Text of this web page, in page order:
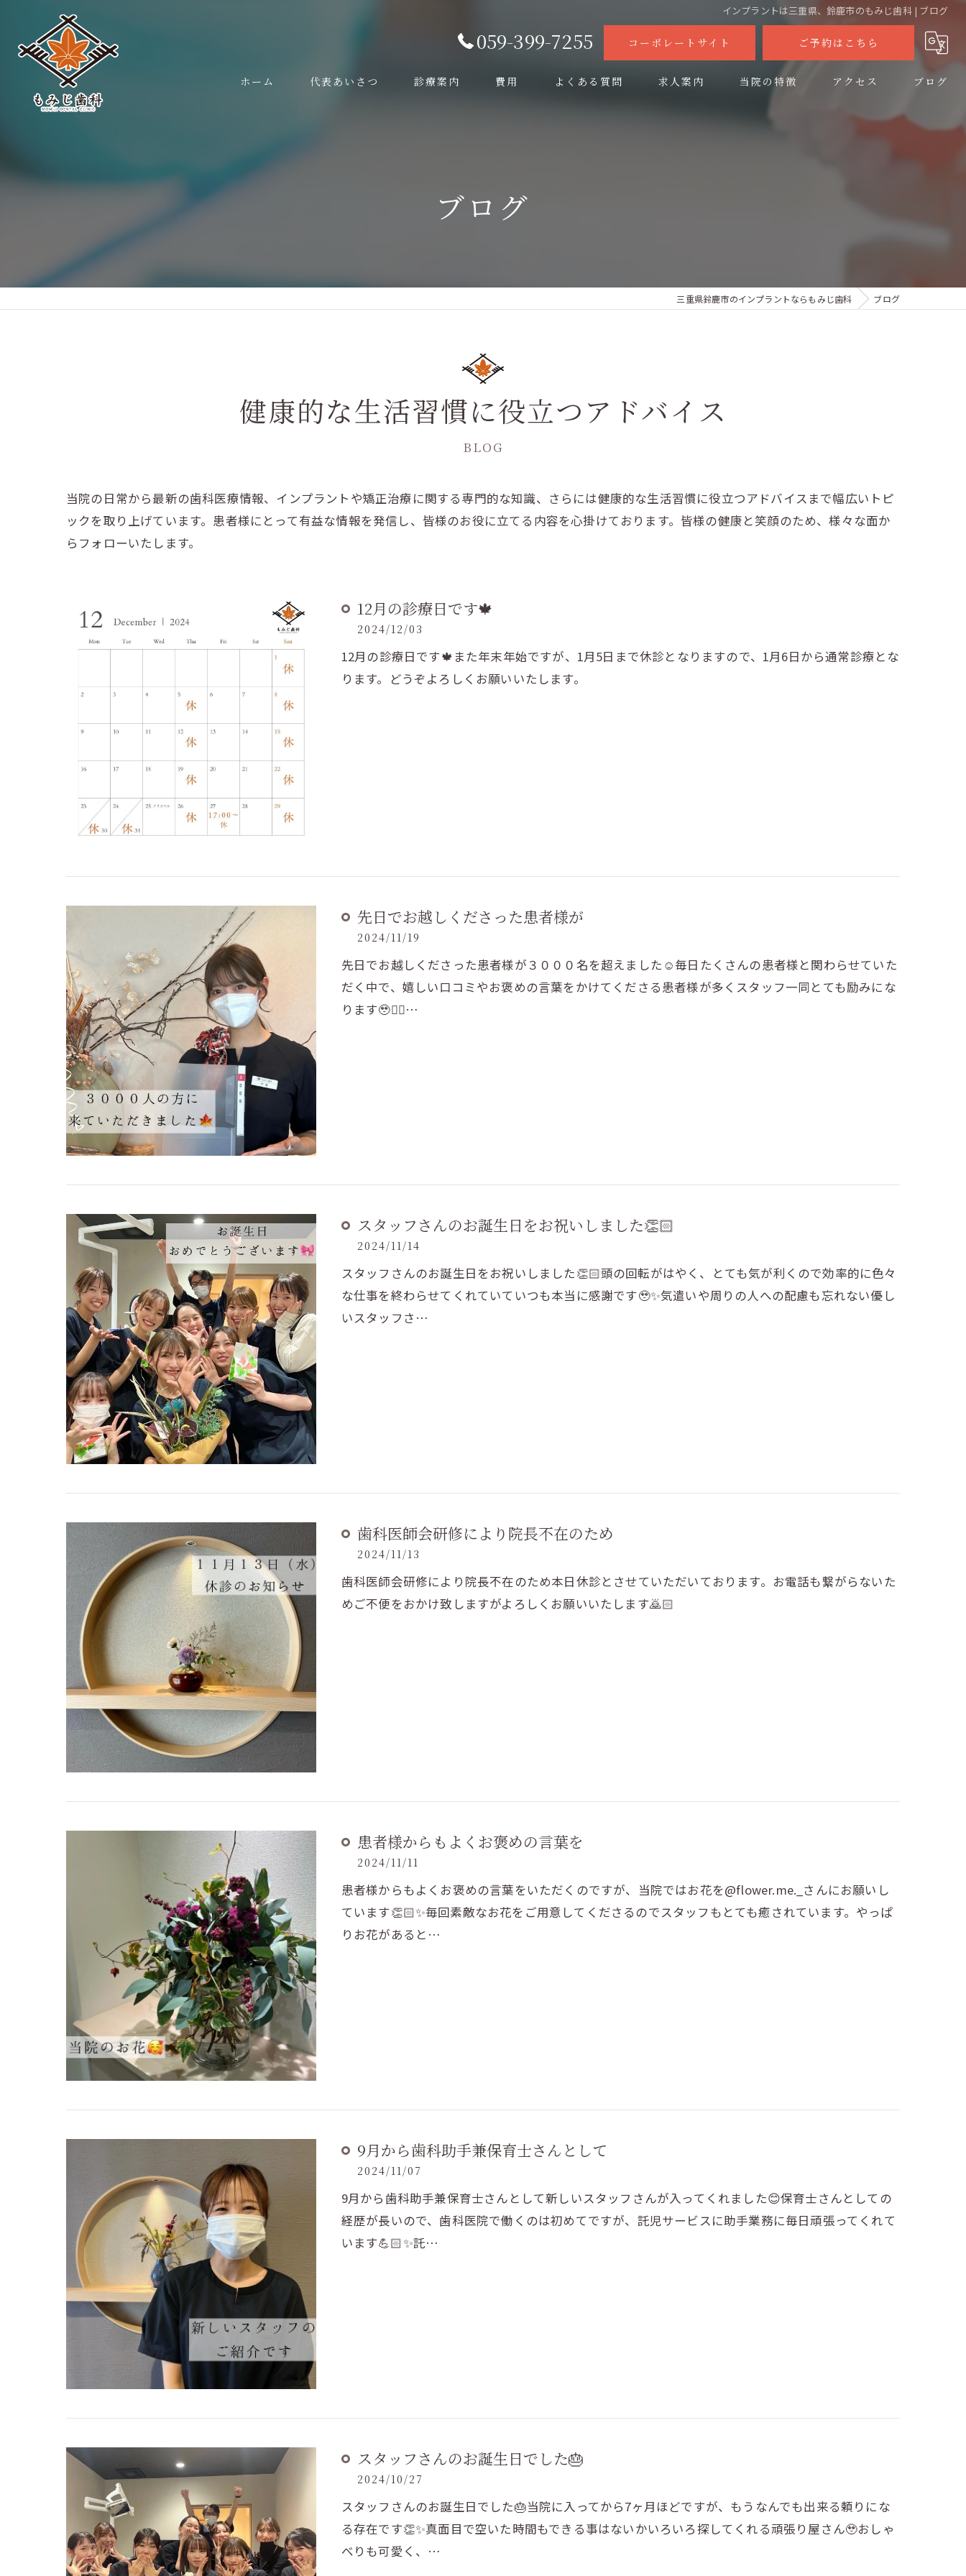
インプラントは三重県、鈴鹿市のもみじ歯科 | ブログ
059-399-7255 コーポレートサイト ご予約はこちら
ホーム 代表あいさつ 診療案内 費用 よくある質問 求人案内 当院の特徴 アクセス ブログ
コラム
ブログ
三重県鈴鹿市のインプラントならもみじ歯科 ブログ
健康的な生活習慣に役立つアドバイス
BLOG
当院の日常から最新の歯科医療情報、インプラントや矯正治療に関する専門的な知識、さらには健康的な生活習慣に役立つアドバイスまで幅広いトピ
ックを取り上げています。患者様にとって有益な情報を発信し、皆様のお役に立てる内容を心掛けております。皆様の健康と笑顔のため、様々な面か
らフォローいたします。
12月の診療日です🍁
2024/12/03
12月の診療日です🍁また年末年始ですが、1月5日まで休診となりますので、1月6日から通常診療とな
ります。どうぞよろしくお願いいたします。
先日でお越しくださった患者様が
2024/11/19
先日でお越しくださった患者様が３０００名を超えました☺️毎日たくさんの患者様と関わらせていた
だく中で、嬉しい口コミやお褒めの言葉をかけてくださる患者様が多くスタッフ一同とても励みにな
ります🥹✊🏻…
スタッフさんのお誕生日をお祝いしました👏🏻
2024/11/14
スタッフさんのお誕生日をお祝いしました👏🏻頭の回転がはやく、とても気が利くので効率的に色々
な仕事を終わらせてくれていていつも本当に感謝です🥹✨気遣いや周りの人への配慮も忘れない優し
いスタッフさ…
歯科医師会研修により院長不在のため
2024/11/13
歯科医師会研修により院長不在のため本日休診とさせていただいております。お電話も繋がらないた
めご不便をおかけ致しますがよろしくお願いいたします🙇🏻
患者様からもよくお褒めの言葉を
2024/11/11
患者様からもよくお褒めの言葉をいただくのですが、当院ではお花を@flower.me._さんにお願いし
ています👏🏻✨毎回素敵なお花をご用意してくださるのでスタッフもとても癒されています。やっぱ
りお花があると…
9月から歯科助手兼保育士さんとして
2024/11/07
9月から歯科助手兼保育士さんとして新しいスタッフさんが入ってくれました😊保育士さんとしての
経歴が長いので、歯科医院で働くのは初めてですが、託児サービスに助手業務に毎日頑張ってくれて
います💪🏻✨託…
スタッフさんのお誕生日でした🎂
2024/10/27
スタッフさんのお誕生日でした🎂当院に入ってから7ヶ月ほどですが、もうなんでも出来る頼りにな
る存在です👏✨真面目で空いた時間もできる事はないかいろいろ探してくれる頑張り屋さん🥹おしゃ
べりも可愛く、…